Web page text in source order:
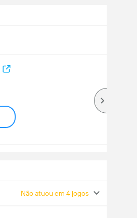
Não atuou em 4 jogos